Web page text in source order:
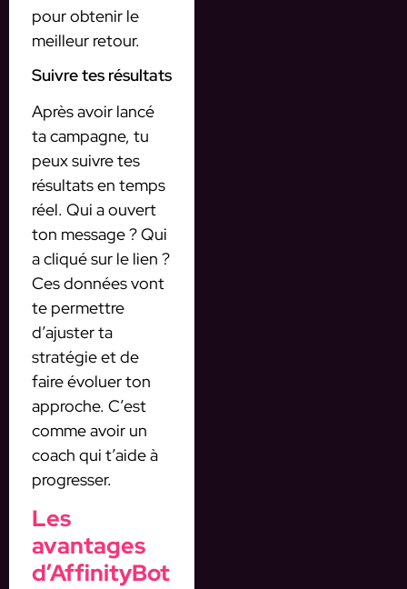
pour obtenir le
meilleur retour.
Suivre tes résultats
Après avoir lancé
ta campagne, tu
peux suivre tes
résultats en temps
réel. Qui a ouvert
ton message ? Qui
a cliqué sur le lien ?
Ces données vont
te permettre
d’ajuster ta
stratégie et de
faire évoluer ton
approche. C’est
comme avoir un
coach qui t’aide à
progresser.
Les
avantages
d’AffinityBot